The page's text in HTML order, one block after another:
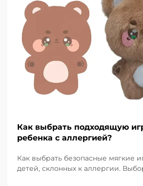
Как выбрать подходящую
ребенка с аллергией?
Как выбрать безопасные мягкие
детей, склонных к аллергии.